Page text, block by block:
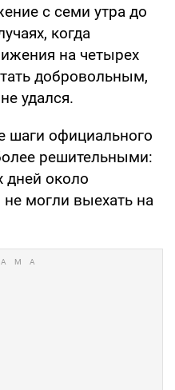
с семи утра до
когда
на четырех
добровольным,
удался.
шаги официального
решительными:
дней около
могли выехать на